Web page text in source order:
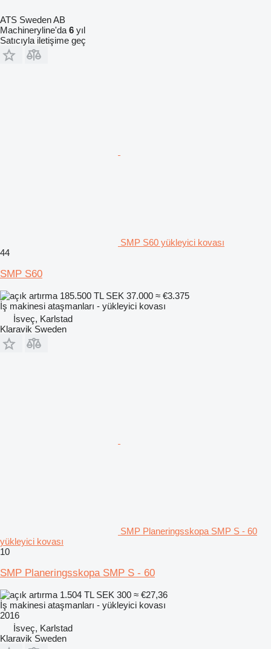
ATS Sweden AB
Machineryline'da 6 yıl
Satıcıyla iletişime geç
SMP S60 yükleyici kovası
44
SMP S60
185.500 TL SEK 37.000 ≈ €3.375
İş makinesi ataşmanları - yükleyici kovası
İsveç, Karlstad
Klaravik Sweden
SMP Planeringsskopa SMP S - 60
yükleyici kovası
10
SMP Planeringsskopa SMP S - 60
1.504 TL SEK 300 ≈ €27,36
İş makinesi ataşmanları - yükleyici kovası
2016
İsveç, Karlstad
Klaravik Sweden